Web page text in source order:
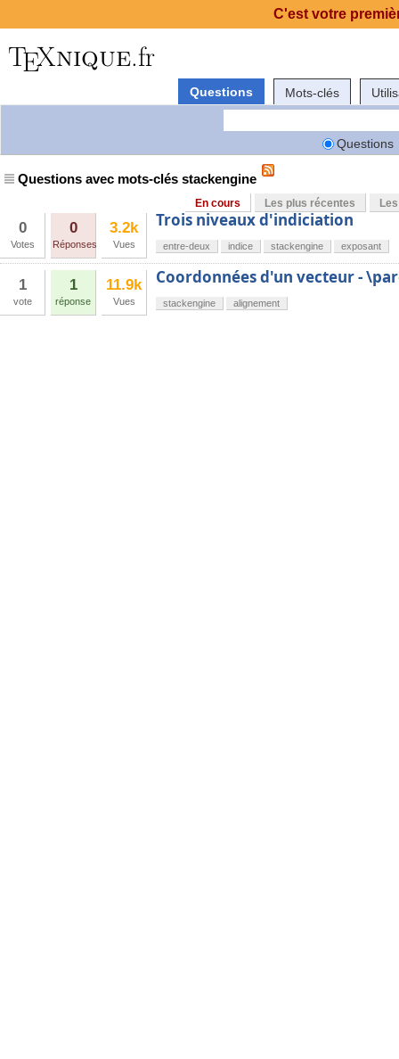
Questions Mots-clés
Questions
Questions avec mots-clés stackengine
En cours Les plus récentes
0
Votes
0
Réponses
3.2k
Vues
Trois niveaux d'indiciation
entre-deux indice stackengine exposant
1
vote
1
réponse
11.9k
Vues
Coordonnées d'un vecteur -
stackengine alignement
C'est votre